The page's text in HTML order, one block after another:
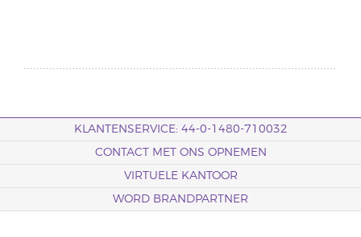
KLANTENSERVICE: 44-0-1480-710032
CONTACT MET ONS OPNEMEN
VIRTUELE KANTOOR
WORD BRANDPARTNER